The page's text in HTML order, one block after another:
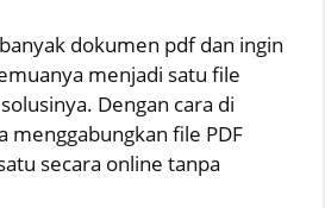
dokumen pdf dan ingin
menjadi satu file
Dengan cara di
menggabungkan file PDF
secara online tanpa